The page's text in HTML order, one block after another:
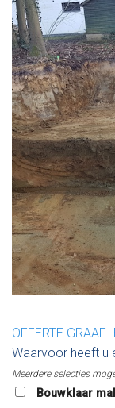
OFFERTE
Waarvoor heeft u
Meerdere selecties
Bouwklaar